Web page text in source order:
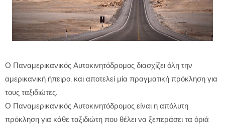
Ο Παναμερικανικός Αυτοκινητόδρομος διασχίζει όλη την
αμερικανική ήπειρο, και αποτελεί μία πραγματική πρόκληση για
τους ταξιδιώτες.
Ο Παναμερικανικός Αυτοκινητόδρομος είναι η απόλυτη
πρόκληση για κάθε ταξιδιώτη που θέλει να ξεπεράσει τα όριά